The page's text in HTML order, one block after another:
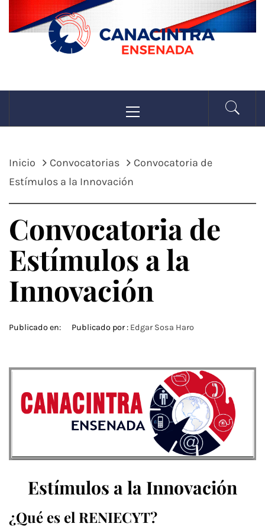
Saltar
contenido
CANACINTRA
ENSENADA
principal
Inicio Convocatorias
Convocatoria de
Estímulos a la Innovación
Convocatoria de
Estímulos a la
Innovación
Publicado en: Publicado por : Edgar Sosa Haro
Estímulos a la Innovación
¿Qué es el RENIECYT?